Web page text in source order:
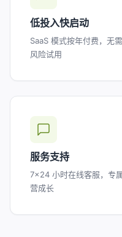
低投入快启动
SaaS 模式按年付费，无
风险试用
服务支持
7×24 小时在线客服，专
营成长